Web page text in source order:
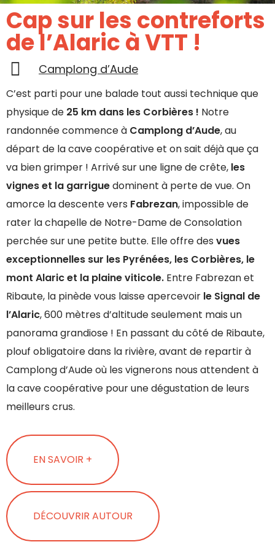
Cap sur les contreforts
de l’Alaric à VTT !
Camplong d’Aude
C’est parti pour une balade tout aussi technique que
physique de 25 km dans les Corbières ! Notre
randonnée commence à Camplong d’Aude, au
départ de la cave coopérative et on sait déjà que ça
va bien grimper ! Arrivé sur une ligne de crête, les
vignes et la garriguedominent à perte de vue. On
amorce la descente vers Fabrezan, impossible de
rater la chapelle de Notre-Dame de Consolation
perchée sur une petite butte. Elle offre des vues
exceptionnelles sur les Pyrénées, les Corbières, le
mont Alaric et la plaine viticole. Entre Fabrezan et
Ribaute, la pinède vous laisse apercevoir le Signal de
l’Alaric, 600 mètres d’altitude seulement mais un
panorama grandiose ! En passant du côté de Ribaute,
plouf obligatoire dans la rivière, avant de repartir à
Camplong d’Aude où les vignerons nous attendent à
la cave coopérative pour une dégustation de leurs
meilleurs crus.
EN SAVOIR +
DÉCOUVRIR AUTOUR